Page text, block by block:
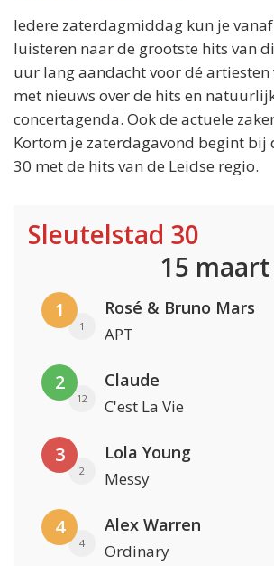
Iedere zaterdagmiddag kun je
luisteren naar de grootste hits van
uur lang aandacht voor dé
met nieuws over de hits en
concertagenda. Ook de actuele
Kortom je zaterdagavond begint bij
30 met de hits van de Leidse regio.
Sleutelstad 30
15
1
1
Rosé & Bruno Mars
APT
2
12
Claude
C'est La Vie
3
2
Lola Young
Messy
4
4
Alex Warren
Ordinary